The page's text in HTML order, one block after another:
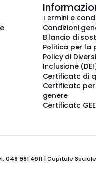
Termini e
Condizioni
Bilancio di
Politica per la
Policy di
Inclusione
Certificato di
Certificato
genere
Certificato
981 4611 | Capitale Sociale